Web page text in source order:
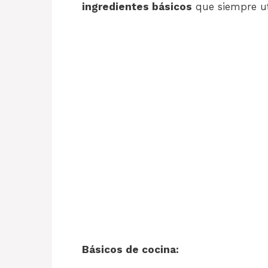
ingredientes básicos que siempre
Básicos de cocina: